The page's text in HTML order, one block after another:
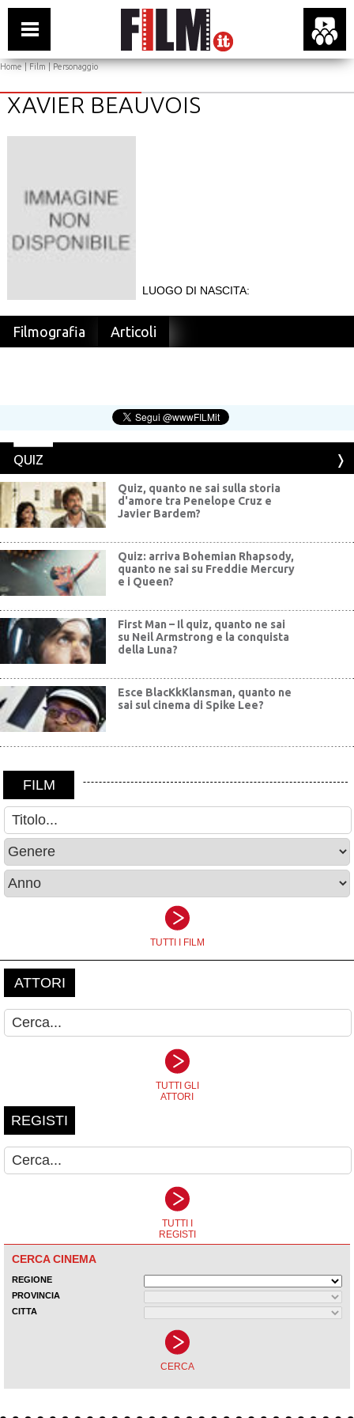
Home|Film| Personaggio
XAVIER BEAUVOIS
LUOGO DI NASCITA:
Filmografia Articoli
QUIZ
Quiz, quanto ne sai sulla storia
d'amore tra Penelope Cruz e
Javier Bardem?
Quiz: arriva Bohemian Rhapsody,
quanto ne sai su Freddie Mercury
e i Queen?
First Man – Il quiz, quanto ne sai
su Neil Armstrong e la conquista
della Luna?
Esce BlacKkKlansman, quanto ne
sai sul cinema di Spike Lee?